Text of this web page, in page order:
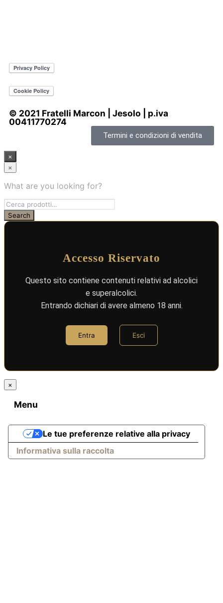
© 2021 Fratelli Marcon | Jesolo | p.iva
00411770274
Termini e condizioni di vendita
×
×
What are you looking for?
Accesso Riservato
Questo sito contiene contenuti relativi ad alcolici
e superalcolici.
Entrando dichiari di avere almeno 18 anni.
Entra Esci
×
Menu
Informativa sulla raccolta
Le tue preferenze relative alla privacy